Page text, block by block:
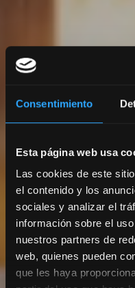
Consentimiento
Esta página web usa
Las cookies de este
el contenido y los
sociales y analizar el
información sobre el
nuestros partners de
web, quienes pueden
que les haya